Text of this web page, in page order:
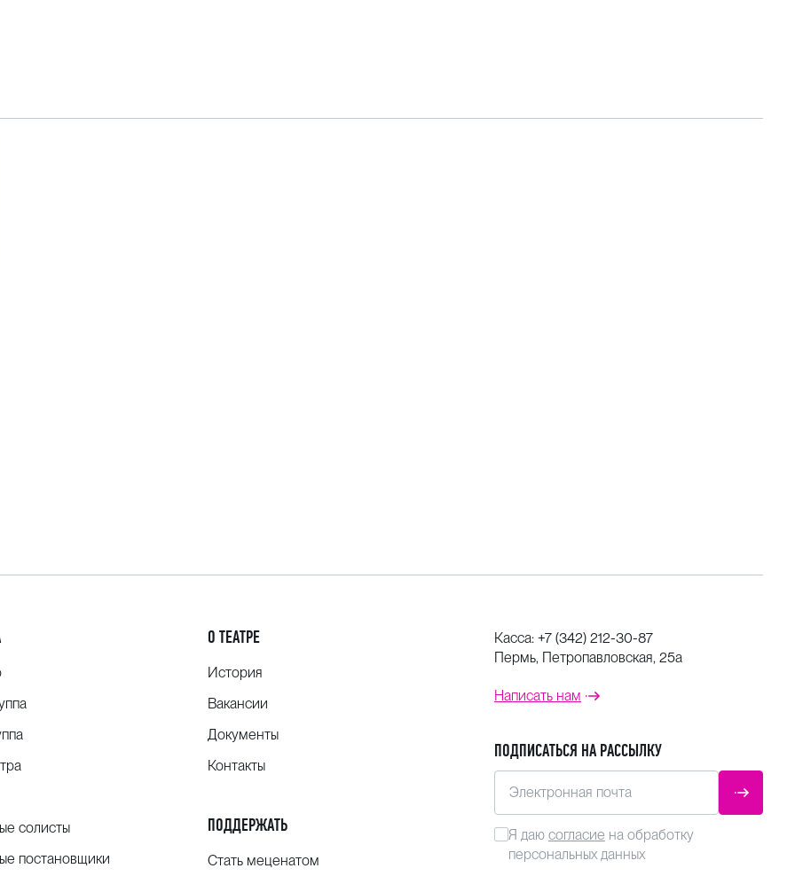
Мун). Соавтор
премий «Золотая
премии
солисты
постановщики
О ТЕАТРЕ
История
Вакансии
Документы
Контакты
ПОДДЕРЖАТЬ
Стать меценатом
Касса: +7 (342) 212-30-87
Пермь, Петропавловская, 25а
Написать нам
ПОДПИСАТЬСЯ НА РАССЫЛКУ
Электронная почта
Я даю согласие на обработку
персональных данных